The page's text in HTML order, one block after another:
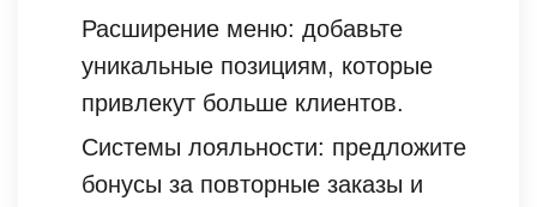
Расширение меню: добавьте
уникальные позициям, которые
привлекут больше клиентов.
Системы лояльности: предложите
бонусы за повторные заказы и